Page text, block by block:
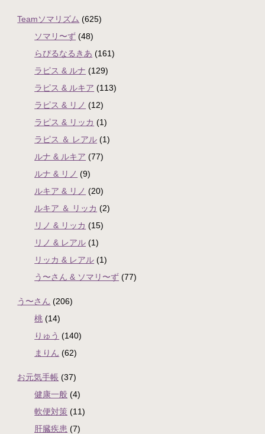
Teamソマリズム (625)
ソマリ〜ず (48)
らぴるなるきあ (161)
ラピス & ルナ (129)
ラピス & ルキア (113)
ラピス & リノ (12)
ラピス & リッカ (1)
ラピス ＆ レアル (1)
ルナ & ルキア (77)
ルナ & リノ (9)
ルキア & リノ (20)
ルキア ＆ リッカ (2)
リノ & リッカ (15)
リノ & レアル (1)
リッカ & レアル (1)
う〜さん & ソマリ〜ず (77)
う〜さん (206)
桃 (14)
りゅう (140)
まりん (62)
お元気手帳 (37)
健康一般 (4)
軟便対策 (11)
肝臓疾患 (7)